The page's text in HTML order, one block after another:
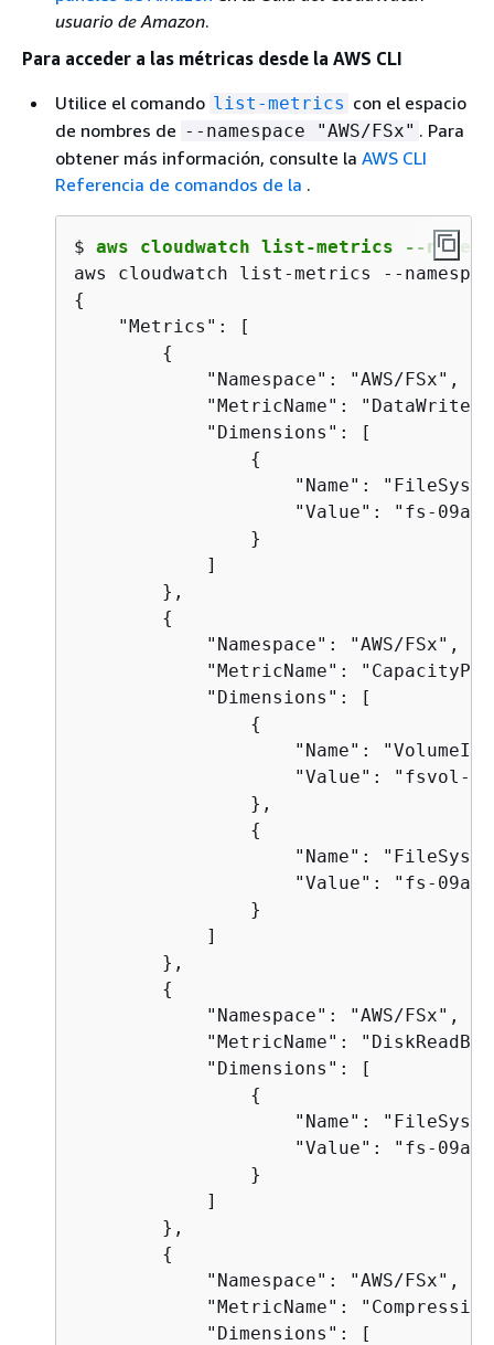
usuario de Amazon.
Para acceder a las métricas desde la AWS CLI
Utilice el comando list-metrics con el espacio
de nombres de --namespace "AWS/FSx" . Para
obtener más información, consulte la AWS CLI
Referencia de comandos de la .
$ aws cloudwatch list-metrics --
{
    "Metrics": [
{
            "Namespace": "AWS/FSx",
"MetricName":
            "Dimensions": [
{
"Name":
"Value": "fs-
                }
            ]
        },
{
            "Namespace": "AWS/FSx",
"MetricName":
            "Dimensions": [
{
"Name":
"Value": "fsvol-
                },
{
"Name":
"Value": "fs-
                }
            ]
        },
{
            "Namespace": "AWS/FSx",
"MetricName":
            "Dimensions": [
{
"Name":
"Value": "fs-
                }
            ]
        },
{
            "Namespace": "AWS/FSx",
"MetricName":
            "Dimensions": [